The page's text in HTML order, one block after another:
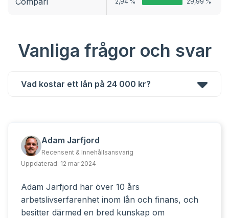
Vanliga frågor och svar
Vad kostar ett lån på 24 000 kr?
Adam Jarfjord
Recensent & Innehållsansvarig
Uppdaterad: 12 mar 2024
Adam Jarfjord har över 10 års
arbetslivserfarenhet inom lån och finans, och
besitter därmed en bred kunskap om